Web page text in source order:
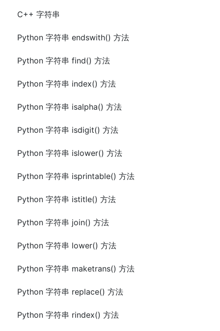
C++ 字符串
Python 字符串 endswith() 方法
Python 字符串 find() 方法
Python 字符串 index() 方法
Python 字符串 isalpha() 方法
Python 字符串 isdigit() 方法
Python 字符串 islower() 方法
Python 字符串 isprintable() 方法
Python 字符串 istitle() 方法
Python 字符串 join() 方法
Python 字符串 lower() 方法
Python 字符串 maketrans() 方法
Python 字符串 replace() 方法
Python 字符串 rindex() 方法